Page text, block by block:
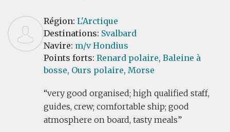
Région: L'Arctique
Destinations: Svalbard
Navire: m/v Hondius
Points forts: Renard polaire, Baleine à
bosse, Ours polaire, Morse
very good organised; high qualified staff,
guides, crew; comfortable ship; good
atmosphere on board, tasty meals